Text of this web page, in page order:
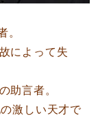
。
によって失
助言者。
激しい天才で